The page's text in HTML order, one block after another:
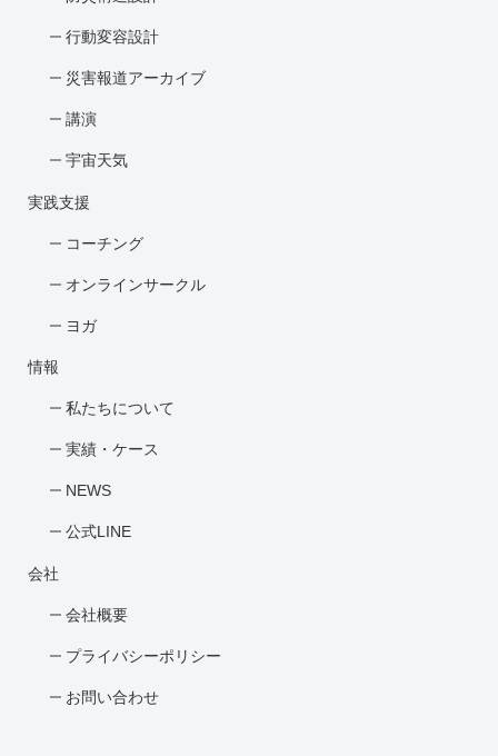
行動変容設計
災害報道アーカイブ
講演
宇宙天気
実践支援
コーチング
オンラインサークル
ヨガ
情報
私たちについて
実績・ケース
NEWS
公式LINE
会社
会社概要
プライバシーポリシー
お問い合わせ